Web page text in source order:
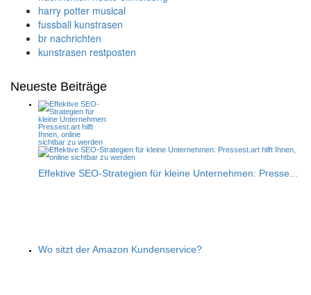
harry potter musical
fussball kunstrasen
br nachrichten
kunstrasen restposten
Neueste Beiträge
Effektive SEO-Strategien für kleine Unternehmen: Presse...
Wo sitzt der Amazon Kundenservice?